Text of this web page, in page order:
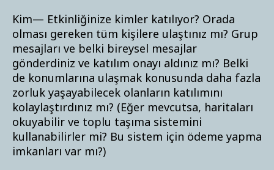
Kim— Etkinliğinize kimler katılıyor? Orada
olması gereken tüm kişilere ulaştınız mı? Grup
mesajları ve belki bireysel mesajlar
gönderdiniz ve katılım onayı aldınız mı? Belki
de konumlarına ulaşmak konusunda daha fazla
zorluk yaşayabilecek olanların katılımını
kolaylaştırdınız mı? (Eğer mevcutsa, haritaları
okuyabilir ve toplu taşıma sistemini
kullanabilirler mi? Bu sistem için ödeme yapma
imkanları var mı?)